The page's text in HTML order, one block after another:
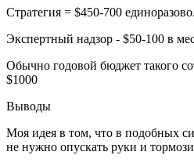
Стратегия = $450-700 единоразово.
Экспертный надзор - $50-100 в
Обычно годовой бюджет такого
$1000
Выводы
Моя идея в том, что в подобных
не нужно опускать руки и